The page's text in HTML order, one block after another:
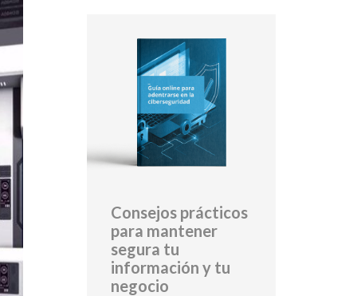
Consejos prácticos
para mantener
segura tu
información y tu
negocio